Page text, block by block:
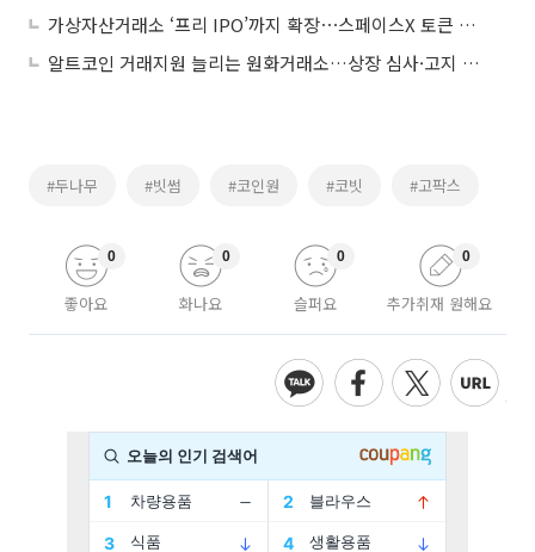
가상자산거래소 ‘프리 IPO’까지 확장⋯스페이스X 토큰 등장
알트코인 거래지원 늘리는 원화거래소…상장 심사·고지 기준 시험대
#두나무 #빗썸 #코인원 #코빗 #고팍스
좋아요
0
화나요
0
슬퍼요
0
추가취재 원해요
0